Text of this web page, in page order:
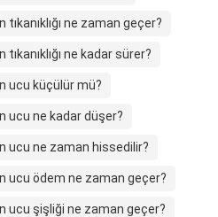
ne zaman geçer?
ne kadar sürer?
ucu küçülür mü?
ucu ne kadar düşer?
ucu ne zaman hissedilir?
ucu ödem ne zaman geçer?
ucu şişliği ne zaman geçer?